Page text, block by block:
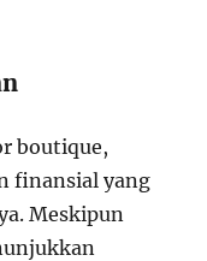
boutique,
finansial yang
Meskipun